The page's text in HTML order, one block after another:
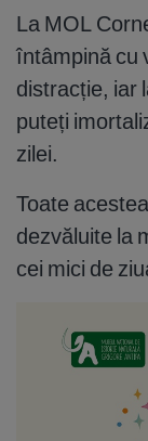
La MOL
întâmpină cu
distracție, iar
puteți
zilei.
Toate
dezvăluite la
cei mici de